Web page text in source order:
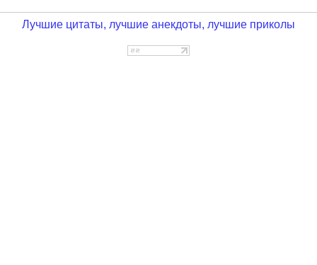
Лучшие цитаты, лучшие анекдоты, лучшие приколы